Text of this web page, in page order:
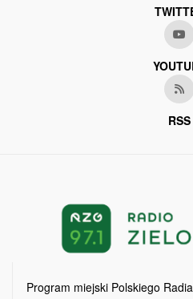
RSS
Program miejski Polskiego